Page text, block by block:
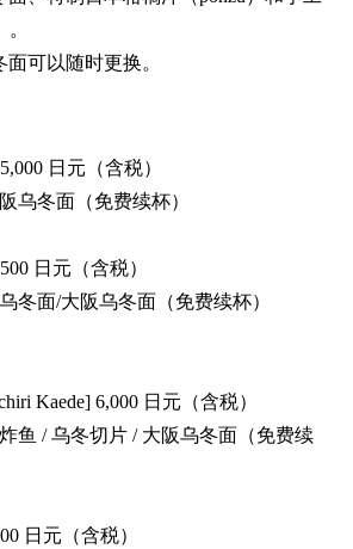
可以随时更换。
日元（含税）
乌冬面（免费续杯）
日元（含税）
冬面/大阪乌冬面（免费续杯）
Kaede] 6,000 日元（含税）
鱼 / 乌冬切片 / 大阪乌冬面（免费续
日元（含税）